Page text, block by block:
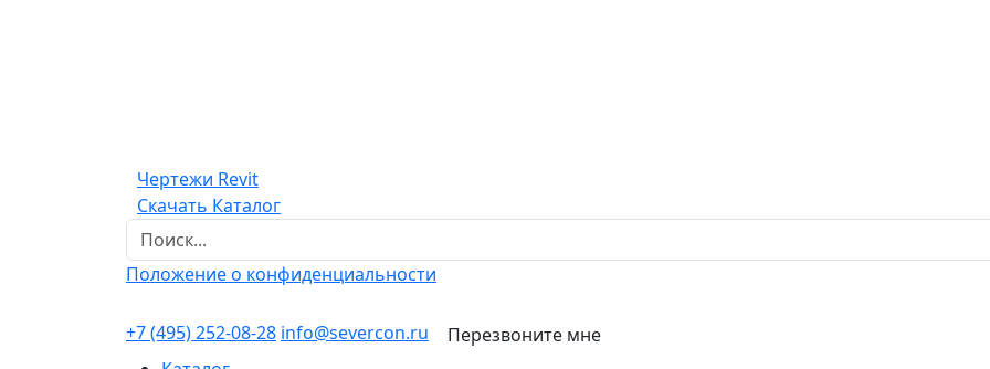
Чертежи Revit
Скачать Каталог
Положение о конфиденциальности
+7 (495) 252-08-28 info@severcon.ru
Перезвоните мне